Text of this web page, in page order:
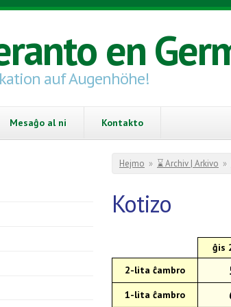
en
auf Augenhöhe!
Mesaĝo al ni Kontakto
You are here
Hejmo » ⌛ Archiv | Arkivo »
Kotizo
ĝis
2-lita ĉambro
1-lita ĉambro